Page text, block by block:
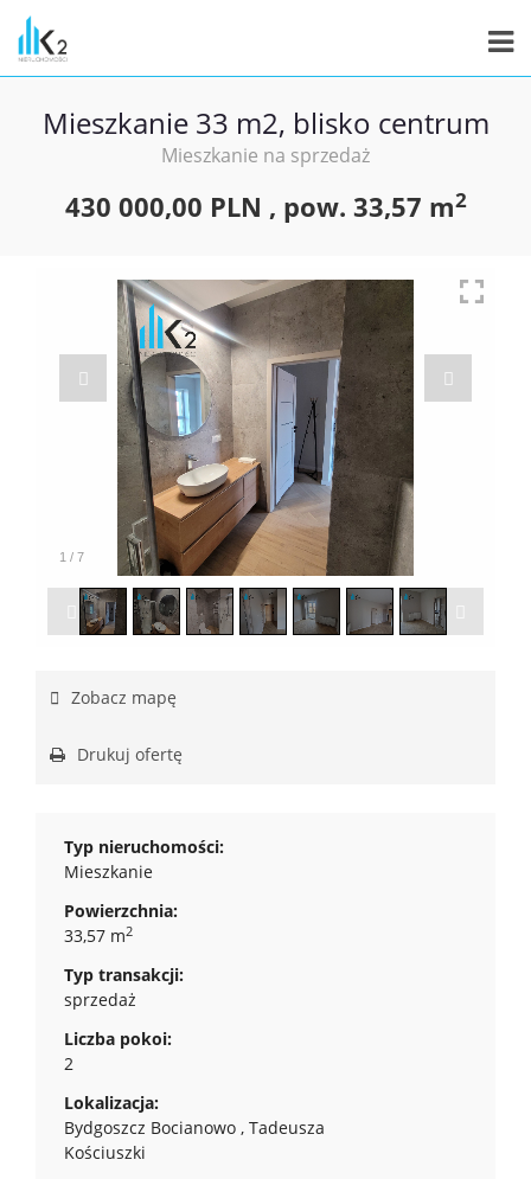
Mieszkanie 33 m2, blisko centrum
Mieszkanie na sprzedaż
430 000,00 PLN , pow. 33,57 m2
1 / 7
Zobacz mapę
Drukuj ofertę
Typ nieruchomości:
Mieszkanie
Powierzchnia:
33,57 m2
Typ transakcji:
sprzedaż
Liczba pokoi:
2
Lokalizacja:
Bydgoszcz Bocianowo , Tadeusza
Kościuszki